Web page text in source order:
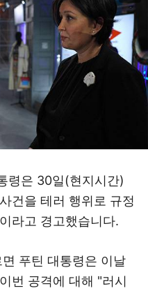
령은 30일(현지시간)
건을 테러 행위로 규정
라고 경고했습니다.
푸틴 대통령은 이날
번 공격에 대해 "러시